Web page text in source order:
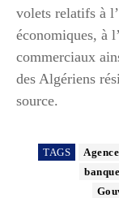
volets relatifs à
économiques, à
commerciaux
des Algériens
source.
TAGS